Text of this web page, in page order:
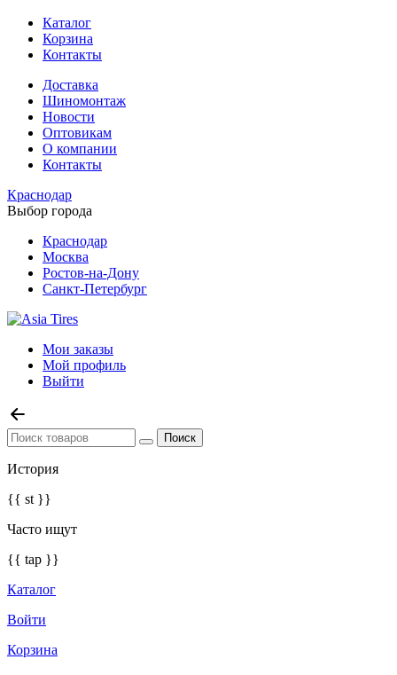
Каталог
Корзина
Контакты
Доставка
Шиномонтаж
Новости
Оптовикам
О компании
Контакты
Краснодар
Выбор города
Краснодар
Москва
Ростов-на-Дону
Санкт-Петербург
Мои заказы
Мой профиль
Выйти
История
{{ st }}
Часто ищут
{{ tap }}
Каталог
Войти
Корзина